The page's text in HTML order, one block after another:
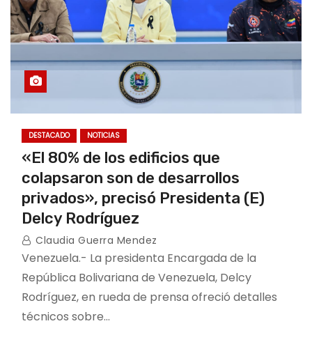
DESTACADO NOTICIAS
«El 80% de los edificios que
colapsaron son de desarrollos
privados», precisó Presidenta (E)
Delcy Rodríguez
Claudia Guerra Mendez
Venezuela.- La presidenta Encargada de la
República Bolivariana de Venezuela, Delcy
Rodríguez, en rueda de prensa ofreció detalles
técnicos sobre…